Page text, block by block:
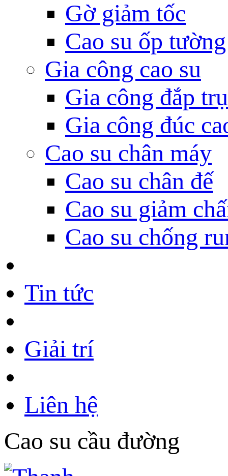
Gờ giảm tốc
Cao su ốp tường
Gia công cao su
Gia công đắp
Gia công đúc
Cao su chân máy
Cao su chân đế
Cao su giảm
Cao su chống
Tin tức
Giải trí
Liên hệ
Cao su cầu đường